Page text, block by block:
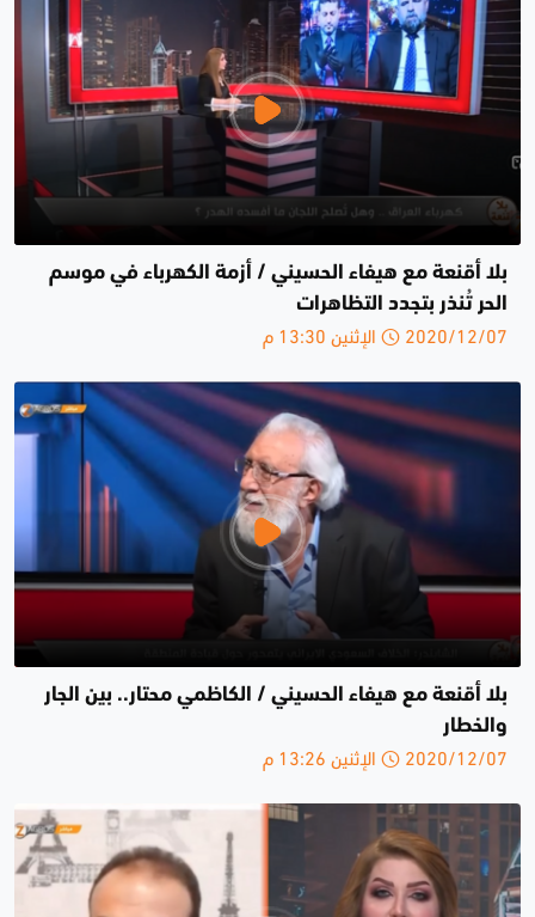
بلا أقنعة مع هيفاء الحسيني / أزمة الكهرباء في موسم
الحر تُنذر بتجدد التظاهرات
2020/12/07 الإثنين 13:30 م
بلا أقنعة مع هيفاء الحسيني / الكاظمي محتار.. بين الجار
والخطار
2020/12/07 الإثنين 13:26 م